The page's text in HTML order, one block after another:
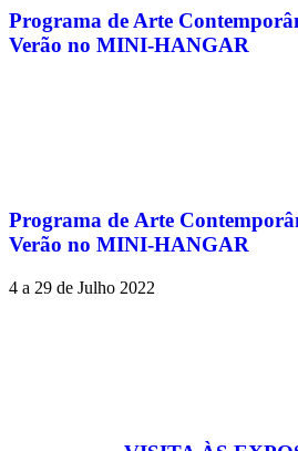
Programa de Arte
Verão no MINI-HANGAR
Programa de Arte
Verão no MINI-HANGAR
4 a 29 de Julho 2022